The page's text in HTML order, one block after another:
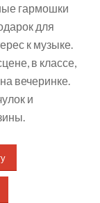
гармошки
для
к музыке.
в классе,
вечеринке.
и